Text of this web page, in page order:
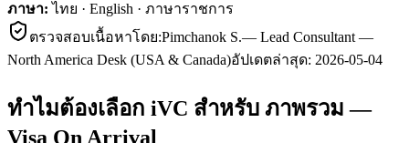
ภาษา: ไทย · English · ภาษาราชการ
ตรวจสอบเนื้อหาโดย:Pimchanok S.— Lead Consultant —
North America Desk (USA & Canada)อัปเดตล่าสุด: 2026-05-04
ทำไมต้องเลือก iVC สำหรับ ภาพรวม —
Visa On Arrival